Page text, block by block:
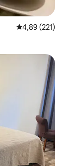
Prosječna
4,89 (221)